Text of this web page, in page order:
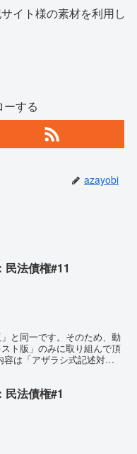
イト様の素材を利用し
する
azayobi
民法債権#11
と同一です。そのため、動
ト版」のみに取り組んで頂
は「アザラシ式記述対策
民法債権#1